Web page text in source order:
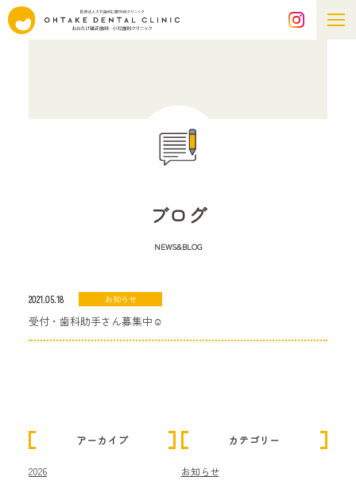
ブログ
NEWS&BLOG
2021.05.18 お知らせ
受付・歯科助手さん募集中☺︎
アーカイブ
2026
カテゴリー
お知らせ